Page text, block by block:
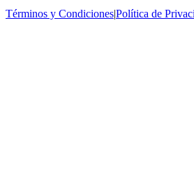
Términos y Condiciones|Política de